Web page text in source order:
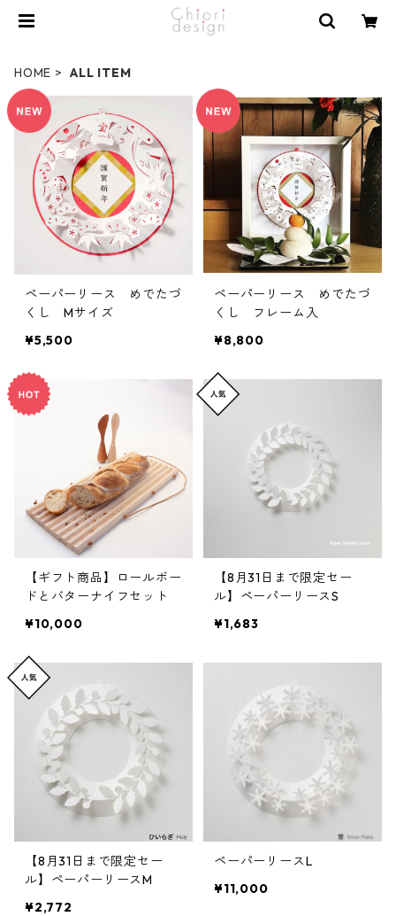
HOME ALL ITEM
ペーパーリース めでたづ
くし Mサイズ
¥5,500
ペーパーリース めでたづ
くし フレーム入
¥8,800
【ギフト商品】ロールボー
ドとバターナイフセット
¥10,000
【8月31日まで限定セー
ル】ペーパーリースS
¥1,683
【8月31日まで限定セー
ル】ペーパーリースM
¥2,772
ペーパーリースL
¥11,000